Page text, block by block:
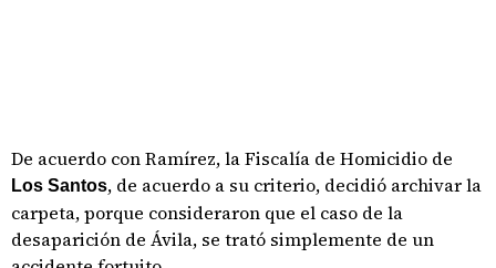
De acuerdo con Ramírez, la Fiscalía de Homicidio de
Los Santos, de acuerdo a su criterio, decidió archivar la
carpeta, porque consideraron que el caso de la
desaparición de Ávila, se trató simplemente de un